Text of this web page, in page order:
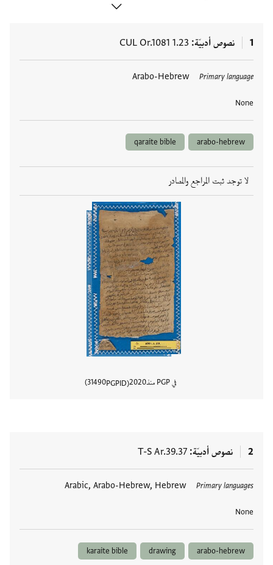
1 نصوص أدبيّة CUL Or.1081 1.23
Primary language
Arabo-Hebrew
None
العلامات
arabo-hebrew
qaraite bible
لا توجد ثبت المراجع والمصادر
في PGP منذ 2020
PGPID
31490
2 نصوص أدبيّة T-S Ar.39.37
Primary languages
Arabic, Arabo-Hebrew, Hebrew
None
العلامات
arabo-hebrew
drawing
karaite bible